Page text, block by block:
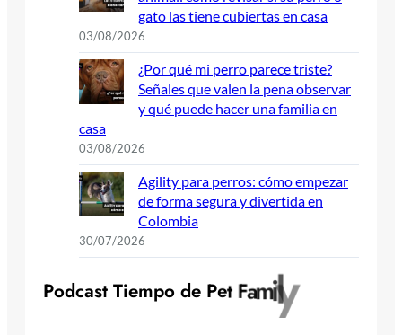
gato las tiene cubiertas en casa
03/08/2026
¿Por qué mi perro parece triste?
Señales que valen la pena observar
y qué puede hacer una familia en
casa
03/08/2026
Agility para perros: cómo empezar
de forma segura y divertida en
Colombia
30/07/2026
Podcast Tiempo de Pet Family